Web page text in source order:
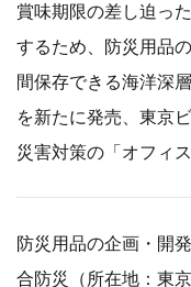
賞味期限の差し迫っ
するため、防災用品
間保存できる海洋深
を新たに発売、東京
災害対策の「オフィ
防災用品の企画・開
合防災（所在地：東